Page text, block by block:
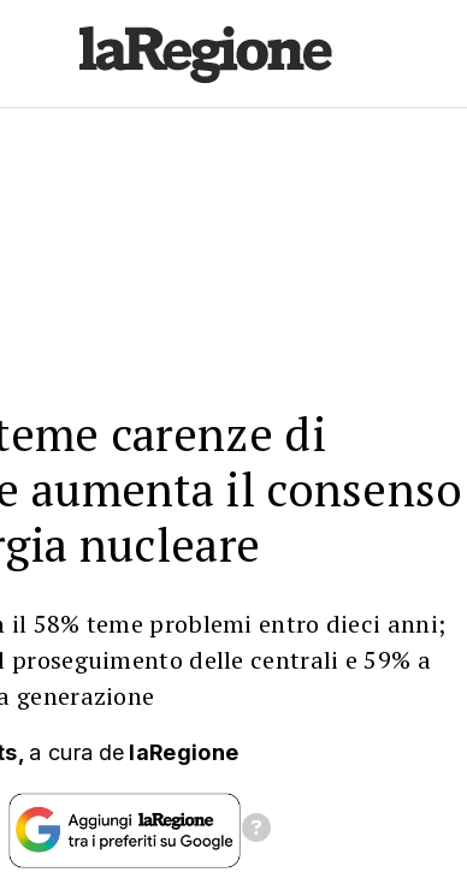
carenze di
aumenta il consenso
nucleare
il 58% teme problemi entro dieci anni;
proseguimento delle centrali e 59% a
generazione
a cura de laRegione